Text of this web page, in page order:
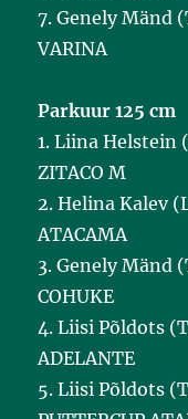
7. Genely Mänd
VARINA
Parkuur 125 cm
1. Liina Helstein
ZITACO M
2. Helina Kalev
ATACAMA
3. Genely Mänd
COHUKE
4. Liisi Põldots
ADELANTE
5. Liisi Põldots